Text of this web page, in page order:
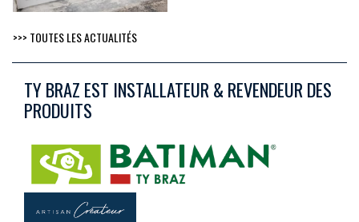
>>> TOUTES LES ACTUALITÉS
TY BRAZ EST INSTALLATEUR & REVENDEUR DES
PRODUITS